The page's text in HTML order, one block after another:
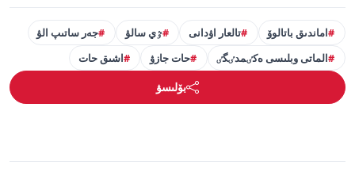
اماندىق باتالوۆ تالعار اۋدانى ٷي سالۋ
جەر ساتىپ الۋ
الماتى وبلىسى ەكٸمدٸگٸ
حات جازۋ اشىق حات
بۆلىسۋ